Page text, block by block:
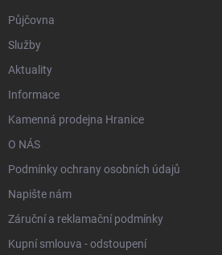
Půjčovna
Služby
Aktuality
Informace
Kamenná prodejna Hranice
O NÁS
Podmínky ochrany osobních údajů
Napište nám
Záruční a reklamační podmínky
Kupní smlouva - odstoupení